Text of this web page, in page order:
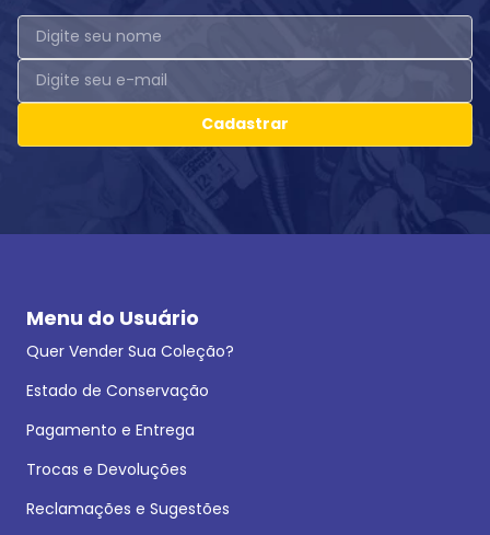
Cadastrar
Menu do Usuário
Quer Vender Sua Coleção?
Estado de Conservação
Pagamento e Entrega
Trocas e Devoluções
Reclamações e Sugestões